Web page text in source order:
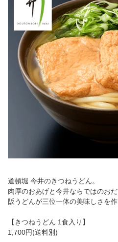
道頓堀 今井のきつねうどん。
肉厚のおあげと今井ならではのお
阪うどんが三位一体の美味しさを作
【きつねうどん 1食入り】
1,700円(送料別)